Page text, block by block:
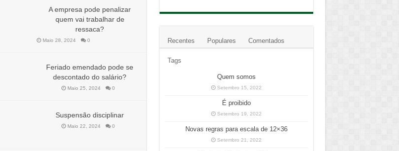
A empresa pode penalizar
quem vai trabalhar de
ressaca?
Maio 28, 2024 0
Feriado emendado pode se
descontado do salário?
Maio 25, 2024 0
Suspensão disciplinar
Maio 22, 2024 0
Recentes Populares Comentados
Tags
Quem somos
Setembro 15, 2022
É proibido
Setembro 19, 2022
Novas regras para escala de 12×36
Setembro 21, 2022